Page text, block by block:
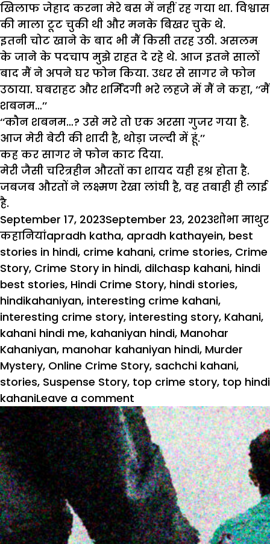
खिलाफ जेहाद करना मेरे बस में नहीं रह गया था. विश्वास
की माला टूट चुकी थी और मनके बिखर चुके थे.
इतनी चोट खाने के बाद भी मैं किसी तरह उठी. असलम
के जाने के पदचाप मुझे राहत दे रहे थे. आज इतने सालों
बाद मैं ने अपने घर फोन किया. उधर से सागर ने फोन
उठाया. घबराहट और शर्मिंदगी भरे लहजे में मैं ने कहा, ‘‘मैं
शबनम…’’
‘‘कौन शबनम…? उसे मरे तो एक अरसा गुजर गया है.
आज मेरी बेटी की शादी है, थोड़ा जल्दी में हूं.’’
कह कर सागर ने फोन काट दिया.
मेरी जैसी चरित्रहीन औरतों का शायद यही हश्र होता है.
जबजब औरतों ने लक्ष्मण रेखा लांघी है, वह तबाही ही लाई
है.
Posted
on
September 17, 2023September 23, 2023Author
शोभा माथुर
कहानियांTags
apradh katha, apradh kathayein, best
stories in hindi, crime kahani, crime stories, Crime
Story, Crime Story in hindi, dilchasp kahani, hindi
best stories, Hindi Crime Story, hindi stories,
hindikahaniyan, interesting crime kahani,
interesting crime story, interesting story, Kahani,
kahani hindi me, kahaniyan hindi, Manohar
Kahaniyan, manohar kahaniyan hindi, Murder
Mystery, Online Crime Story, sachchi kahani,
stories, Suspense Story, top crime story, top hindi
kahaniLeave a comment